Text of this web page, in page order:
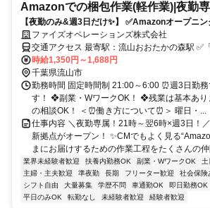
Amazonでの梱包作業(軽作業)|夜勤
【夜勤のみ&週3日だけ✨️】 ✅️Amazonオープニ
由！シンプルネイルOK！ ✅️日払い・週払いもOK
ファイズオペレーションズ株式会社
交通アクセス 最寄駅：流山おおたかの森駅 ✅️「流山おおたかの森
駅」「柏駅」「南流山駅」より無料送迎バスあ
車通勤OK （バイク通勤不可） 【勤務地】 アマゾン流山おおたかの森
FC ＊流山市・柏市・松戸市・野田市・我孫子市・三郷市・船橋市・
取手市・市川市・鎌ケ谷市・越谷市・東京都
市・春日部市・吉川市など、千葉県内はもちろ
ら通うスタッフもいますよ！
時給1,350円～1,688円
千葉県流山市
勤務時間 固定時間制 21:00～6:00 ⏰️週3日勤
す！ ❖副業・WワークOK！ ❖残業は基本あ
の相談OK！ ＜⏰️働き方について⏰️＞ 曜日・...
仕事内容 ＼夜勤専属！21時～翌6時×週3日！
新拠点がオープン！ ✨️CMでもよく見る
まにお届けするための作業工程をたくさんの仲
業界未経験者歓迎 扶養内勤務OK 副業・WワークOK
主婦・主夫歓迎
準夜勤 長期 フリーター歓迎 社会保険
シフト自由
大量募集 学歴不問 車通勤OK 即日勤務OK
平日のみOK
転勤なし 未経験者歓迎 経験者歓迎